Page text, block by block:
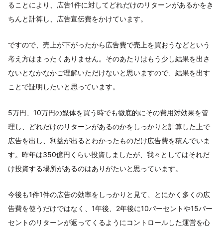
ることにより、広告1件に対してどれだけのリターンがあるかをき
ちんと計算し、広告宣伝費をかけています。
ですので、売上が下がったから広告費で売上を買おうなどという
考え方はまったくありません。そのあたりはもう少し結果を出さ
ないとなかなかご理解いただけないと思いますので、結果を出す
ことで証明したいと思っています。
5万円、10万円の媒体を買う時でも徹底的にその費用対効果を管
理し、どれだけのリターンがあるのかをしっかりと計算した上で
広告を出し、利益が出るとわかったものだけ広告費を積んでいま
す。昨年は350億円くらい投資しましたが、我々としてはそれだ
け投資する場所があるのはありがたいと思っています。
今後も1件1件の広告の効率をしっかりと見て、とにかく多くの広
告費を使うだけではなく、1年後、2年後に10パーセントや15パー
セントのリターンが返ってくるようにコントロールした運営を心